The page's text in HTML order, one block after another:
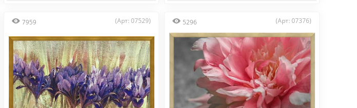
7959 (Арт: 07529) 5296 (Арт: 07376)